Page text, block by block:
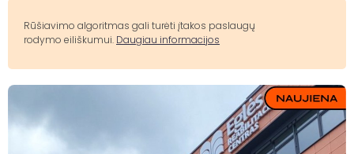
Rūšiavimo algoritmas gali turėti įtakos paslaugų
rodymo eiliškumui. Daugiau informacijos